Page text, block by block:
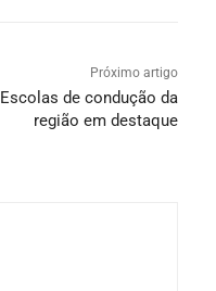
Próximo artigo
Escolas de condução da
região em destaque